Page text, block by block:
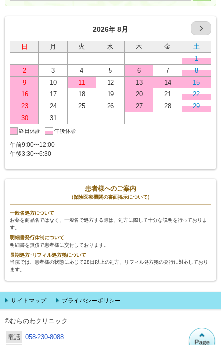
2026年 8月
日 月 火 水 木 金
土
1
2
3 4 5 6 7
8
9
10 11 12 13 14
15
16
17 18 19 20 21
22
23
24 25 26 27 28
29
30
31
終日休診 午後休診
午前9:00〜12:00
午後3:30〜6:30
患者様へのご案内
（保険医療機関の書面掲示について）
一般名処方について
お薬を商品名ではなく、一般名で処方する際は、処方に際して十分な説明を行っておりま
す。
明細書発行体制について
明細書を無償で患者様に交付しております。
長期処方･リフィル処方箋について
当院では、患者様の状態に応じて28日以上の処方、リフィル処方箋の発行に対応しており
ます。
サイトマップ プライバシーポリシー
©むらのわクリニック
電話 058-230-8088